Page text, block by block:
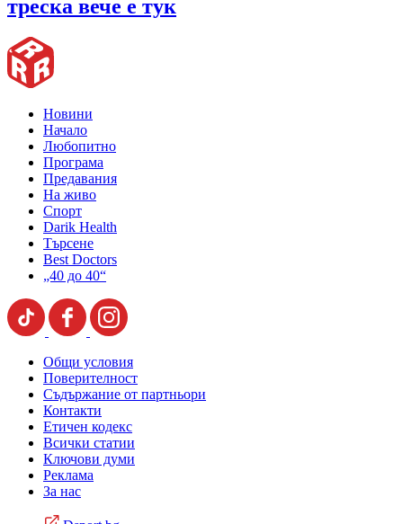
треска вече е тук
Новини
Начало
Любопитно
Програма
Предавания
На живо
Спорт
Darik Health
Търсене
Best Doctors
„40 до 40“
Общи условия
Поверителност
Съдържание от партньори
Контакти
Етичен кодекс
Всички статии
Ключови думи
Реклама
За нас